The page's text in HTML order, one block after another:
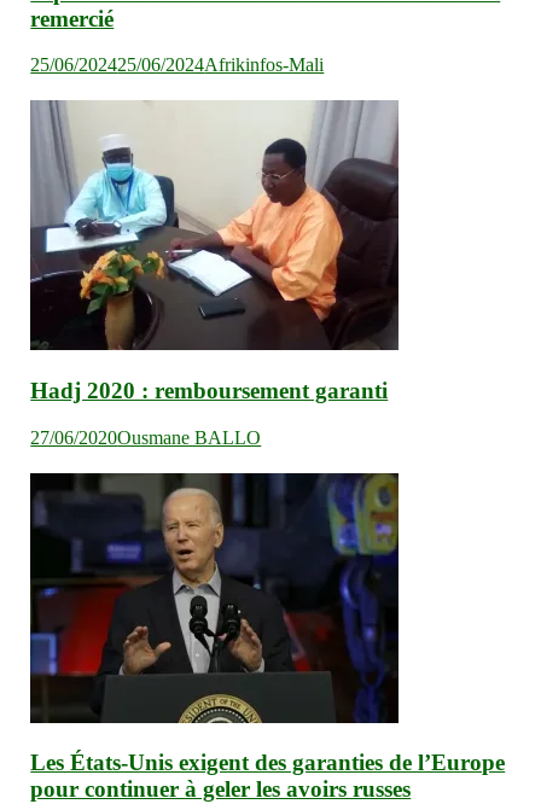
remercié
25/06/202425/06/2024Afrikinfos-Mali
Hadj 2020 : remboursement garanti
27/06/2020Ousmane BALLO
Les États-Unis exigent des garanties de l’Europe
pour continuer à geler les avoirs russes